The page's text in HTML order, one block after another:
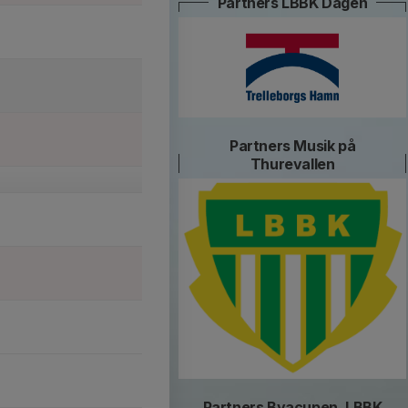
Partners Musik på
Thurevallen